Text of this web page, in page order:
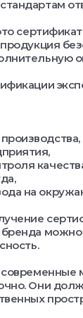
на
можно
Они